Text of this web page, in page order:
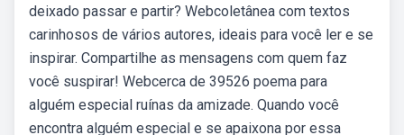
deixado passar e partir? Webcoletânea com textos
carinhosos de vários autores, ideais para você ler e se
inspirar. Compartilhe as mensagens com quem faz
você suspirar! Webcerca de 39526 poema para
alguém especial ruínas da amizade. Quando você
encontra alguém especial e se apaixona por essa